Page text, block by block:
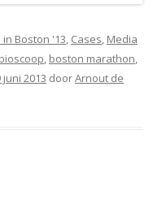
in Boston '13, Cases, Media
bioscoop, boston marathon,
juni 2013 doorArnout de